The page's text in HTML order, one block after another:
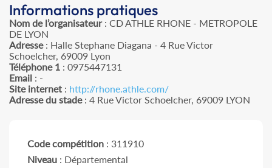
Informations pratiques
Nom de l’organisateur: CD ATHLE RHONE - METROPOLE
DE LYON
Adresse: Halle Stephane Diagana - 4 Rue Victor
Schoelcher, 69009 Lyon
Téléphone 1 : 0975447131
Email : -
Site internet : http://rhone.athle.com/
Adresse du stade: 4 Rue Victor Schoelcher, 69009 LYON
Code compétition : 311910
Niveau : Départemental